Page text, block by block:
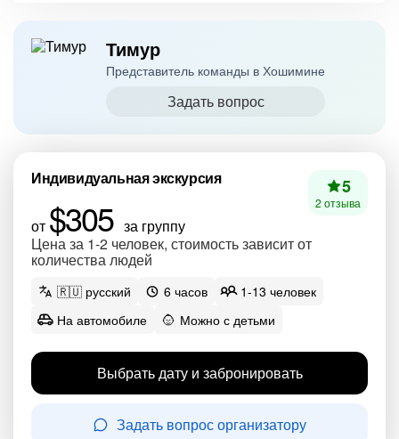
Тимур
Представитель команды в Хошимине
Задать вопрос
Индивидуальная экскурсия
от $305 за группу
Цена за 1-2 человек, стоимость зависит от
количества людей
5
2 отзыва
🇷🇺 русский 6 часов
1-13 человек
На автомобиле
Можно с детьми
Выбрать дату и забронировать
Задать вопрос организатору